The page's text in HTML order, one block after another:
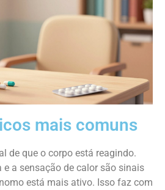
mais comuns
de que o corpo está reagindo.
e a sensação de calor são sinais
está mais ativo. Isso faz com